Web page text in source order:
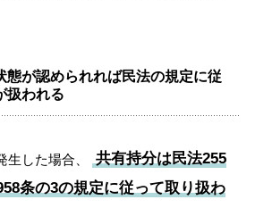
態が認められれば民法の規定に従
扱われる
した場合、
共有持分は民法255
条の3の規定に従って取り扱わ